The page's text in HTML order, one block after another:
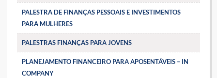
PALESTRA DE FINANÇAS PESSOAIS E INVESTIMENTOS
PARA MULHERES
PALESTRAS FINANÇAS PARA JOVENS
PLANEJAMENTO FINANCEIRO PARA APOSENTÁVEIS – IN
COMPANY